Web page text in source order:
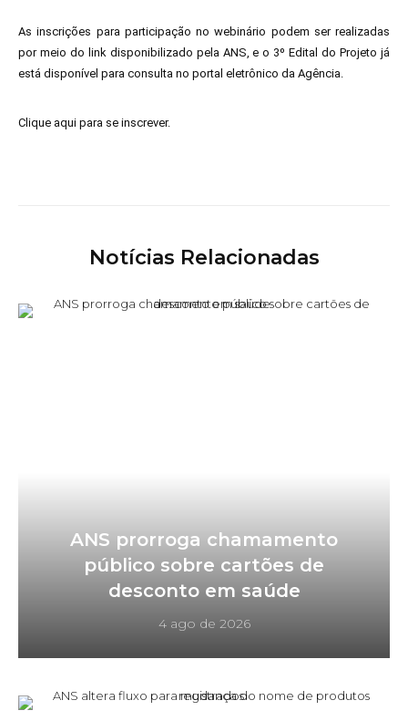
As inscrições para participação no webinário podem ser realizadas
por meio do link disponibilizado pela ANS, e o 3º Edital do Projeto já
está disponível para consulta no portal eletrônico da Agência.
Clique aqui para se inscrever.
Notícias Relacionadas
ANS prorroga chamamento
público sobre cartões de
desconto em saúde
4 ago de 2026